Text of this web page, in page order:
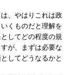
、やはりこれは政
くものだと理解を
してどの程度の規
が、まずは必要な
してどうなるかと